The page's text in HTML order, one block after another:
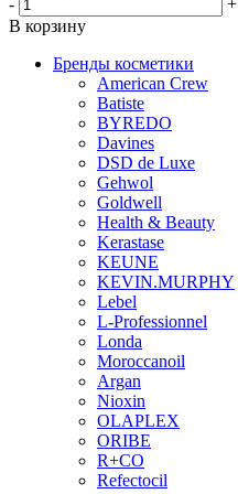
В корзину
Бренды косметики
American Crew
Batiste
BYREDO
Davines
DSD de Luxe
Gehwol
Goldwell
Health & Beauty
Kerastase
KEUNE
KEVIN.MURPHY
Lebel
L-Professionnel
Londa
Moroccanoil
Argan
Niохin
OLAPLEX
ORIBE
R+CO
Refectocil